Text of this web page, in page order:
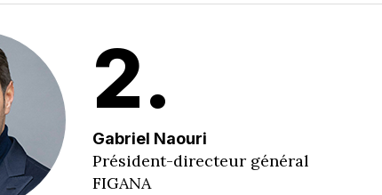
2.
Gabriel Naouri
Président-directeur général
FIGANA